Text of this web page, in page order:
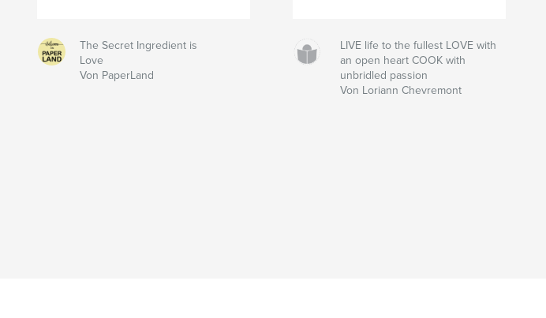
The Secret Ingredient is
Love
Von PaperLand
LIVE life to the fullest LOVE with
an open heart COOK with
unbridled passion
Von Loriann Chevremont